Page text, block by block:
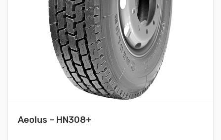
Aeolus – HN308+